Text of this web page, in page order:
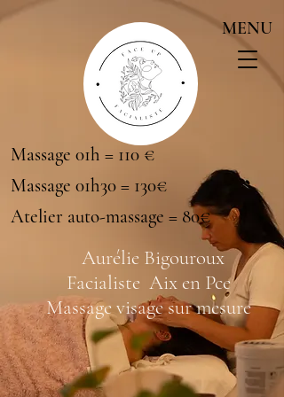
MENU
Aurélie Bigouroux
Facialiste Aix en Pce
Massage visage sur mesure
Massage 01h = 110 €
Massage 01h30 = 130€
Atelier auto-massage = 80€